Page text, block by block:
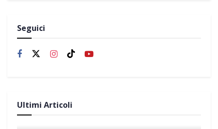
Seguici
Ultimi Articoli